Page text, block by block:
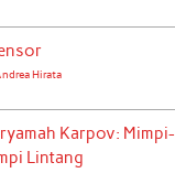
Hirata
Karpov: Mimpi-
Lintang